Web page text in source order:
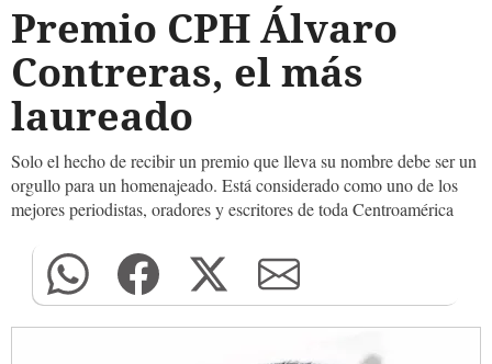
Premio CPH Álvaro
Contreras, el más
laureado
Solo el hecho de recibir un premio que lleva su nombre debe ser un
orgullo para un homenajeado. Está considerado como uno de los
mejores periodistas, oradores y escritores de toda Centroamérica